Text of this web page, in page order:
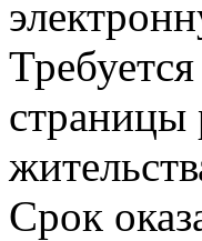
страницы
Срок